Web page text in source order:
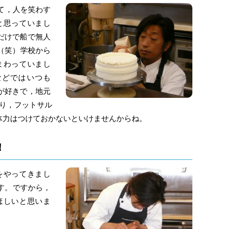
，人を笑わす
思っていまし
けで船で無人
笑）学校から
っていまし
ではいつも
好きで，地元
，フットサル
はつけておかないといけませんからね。
やってきまし
。ですから，
いと思いま